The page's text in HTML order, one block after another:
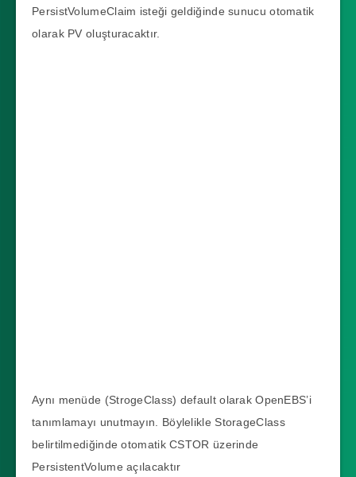
PersistVolumeClaim isteği geldiğinde sunucu otomatik
olarak PV oluşturacaktır.
Aynı menüde (StrogeClass) default olarak OpenEBS’i
tanımlamayı unutmayın. Böylelikle StorageClass
belirtilmediğinde otomatik CSTOR üzerinde
PersistentVolume açılacaktır